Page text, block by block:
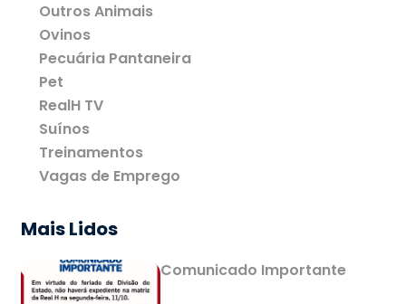
Outros Animais
Ovinos
Pecuária Pantaneira
Pet
RealH TV
Suínos
Treinamentos
Vagas de Emprego
Mais Lidos
Comunicado Importante